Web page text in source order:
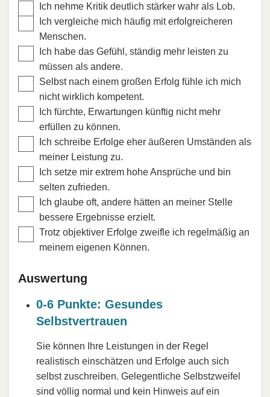
Ich nehme Kritik deutlich stärker wahr als Lob.
Ich vergleiche mich häufig mit erfolgreicheren
Menschen.
Ich habe das Gefühl, ständig mehr leisten zu
müssen als andere.
Selbst nach einem großen Erfolg fühle ich mich
nicht wirklich kompetent.
Ich fürchte, Erwartungen künftig nicht mehr
erfüllen zu können.
Ich schreibe Erfolge eher äußeren Umständen als
meiner Leistung zu.
Ich setze mir extrem hohe Ansprüche und bin
selten zufrieden.
Ich glaube oft, andere hätten an meiner Stelle
bessere Ergebnisse erzielt.
Trotz objektiver Erfolge zweifle ich regelmäßig an
meinem eigenen Können.
Auswertung
0-6 Punkte: Gesundes
Selbstvertrauen
Sie können Ihre Leistungen in der Regel
realistisch einschätzen und Erfolge auch sich
selbst zuschreiben. Gelegentliche Selbstzweifel
sind völlig normal und kein Hinweis auf ein